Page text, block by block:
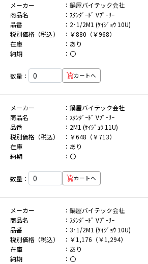
メーカー
鍋屋バイテック会社
商品名
ｽﾀﾝﾀﾞｰﾄﾞ Vﾌﾟｰﾘｰ
品番
2･1/2M1 (ｹｲｼﾞｮｳ 10U)
税別価格（税込）
￥880（￥968）
在庫
あり
納期
〇
数量： カートへ
メーカー
鍋屋バイテック会社
商品名
ｽﾀﾝﾀﾞｰﾄﾞ Vﾌﾟｰﾘｰ
品番
2M1 (ｹｲｼﾞｮｳ 11U)
税別価格（税込）
￥648（￥713）
在庫
あり
納期
〇
数量： カートへ
メーカー
鍋屋バイテック会社
商品名
ｽﾀﾝﾀﾞｰﾄﾞ Vﾌﾟｰﾘｰ
品番
3･1/2M1 (ｹｲｼﾞｮｳ 10U)
税別価格（税込）
￥1,176（￥1,294）
在庫
あり
納期
〇